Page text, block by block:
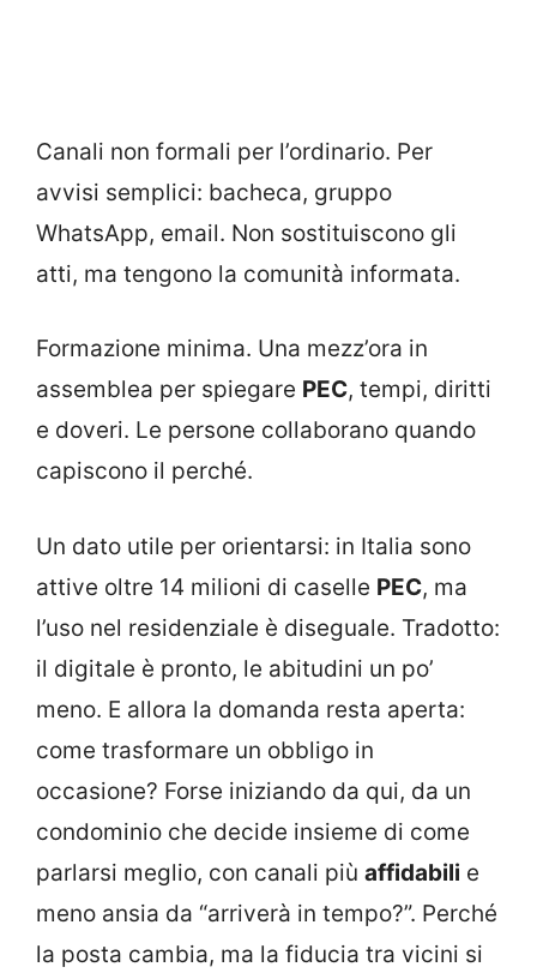
Canali non formali per l’ordinario. Per
avvisi semplici: bacheca, gruppo
WhatsApp, email. Non sostituiscono gli
atti, ma tengono la comunità informata.
Formazione minima. Una mezz’ora in
assemblea per spiegare PEC, tempi, diritti
e doveri. Le persone collaborano quando
capiscono il perché.
Un dato utile per orientarsi: in Italia sono
attive oltre 14 milioni di caselle PEC, ma
l’uso nel residenziale è diseguale. Tradotto:
il digitale è pronto, le abitudini un po’
meno. E allora la domanda resta aperta:
come trasformare un obbligo in
occasione? Forse iniziando da qui, da un
condominio che decide insieme di come
parlarsi meglio, con canali più affidabili e
meno ansia da “arriverà in tempo?”. Perché
la posta cambia, ma la fiducia tra vicini si